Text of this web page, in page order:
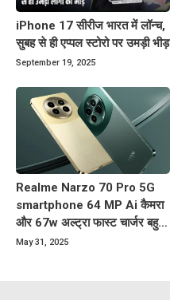
iPhone 17 सीरीज भारत में लॉन्च,
सुबह से ही एप्पल स्टोरो पर उमड़ी भीड़
September 19, 2025
Realme Narzo 70 Pro 5G
smartphone 64 MP Ai कैमरा
और 67w अल्ट्रा फास्ट चार्जर बहुत
कम कीमत पर
May 31, 2025